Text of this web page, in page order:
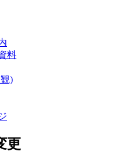
料
)
更